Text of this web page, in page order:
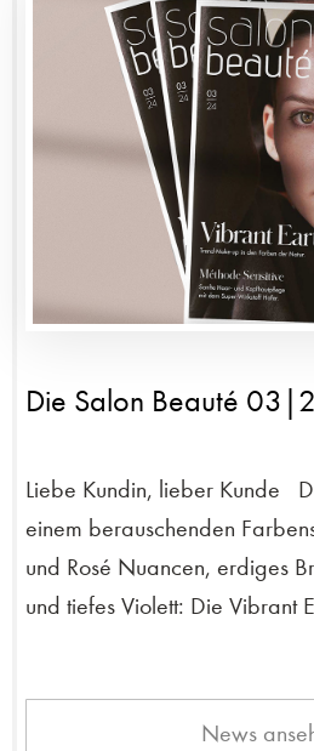
Die Salon Beauté
Liebe Kundin, lieber Kunde
einem berauschenden
und Rosé Nuancen, erdiges
und tiefes Violett: Die Vibrant
News